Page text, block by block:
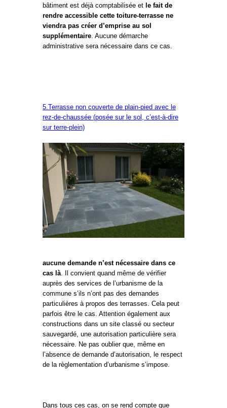
bâtiment est déjà comptabilisée et le fait de
rendre accessible cette toiture-terrasse ne
viendra pas créer d’emprise au sol
supplémentaire. Aucune démarche
administrative sera nécessaire dans ce cas.
5.Terrasse non couverte de plain-pied avec le
rez-de-chaussée (posée sur le sol, c’est-à-dire
sur terre-plein)
aucune demande n’est nécessaire dans ce
cas là . Il convient quand même de vérifier
auprès des services de l’urbanisme de la
commune s’ils n’ont pas des demandes
particulières à propos des terrasses. Cela peut
parfois être le cas. Attention également aux
constructions dans un site classé ou secteur
sauvegardé, une autorisation particulière sera
nécessaire. Ne pas oublier que, même en
l’absence de demande d’autorisation, le respect
de la règlementation d’urbanisme s’impose.
Dans tous ces cas, on se rend compte que